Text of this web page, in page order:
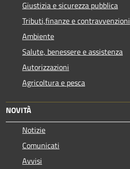
Giustizia e sicurezza pubblica
Tributi,finanze e contravvenzioni
Ambiente
Salute, benessere e assistenza
Autorizzazioni
Agricoltura e pesca
NOVITÀ
Notizie
Comunicati
Avvisi